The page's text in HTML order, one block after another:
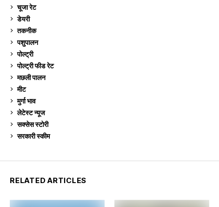
चूजा रेट
डेयरी
तकनीक
पशुपालन
पोल्ट्री
पोल्ट्री फीड रेट
मछली पालन
मीट
मुर्गा भाव
लेटेस्ट न्यूज
सक्सेस स्टो‍री
सरकारी स्की‍म
RELATED ARTICLES